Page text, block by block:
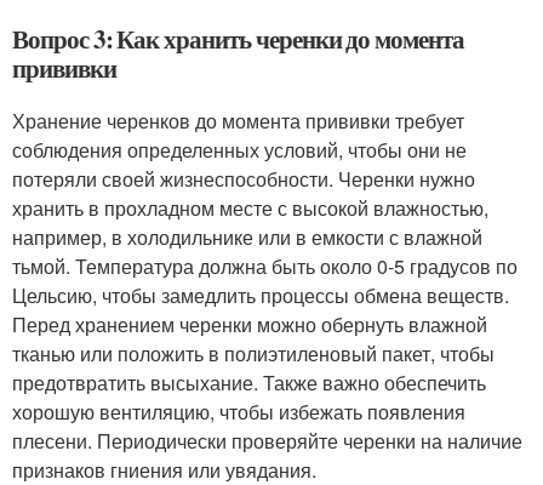
Вопрос 3: Как хранить черенки до момента
прививки
Хранение черенков до момента прививки требует
соблюдения определенных условий, чтобы они не
потеряли своей жизнеспособности. Черенки нужно
хранить в прохладном месте с высокой влажностью,
например, в холодильнике или в емкости с влажной
тьмой. Температура должна быть около 0-5 градусов по
Цельсию, чтобы замедлить процессы обмена веществ.
Перед хранением черенки можно обернуть влажной
тканью или положить в полиэтиленовый пакет, чтобы
предотвратить высыхание. Также важно обеспечить
хорошую вентиляцию, чтобы избежать появления
плесени. Периодически проверяйте черенки на наличие
признаков гниения или увядания.